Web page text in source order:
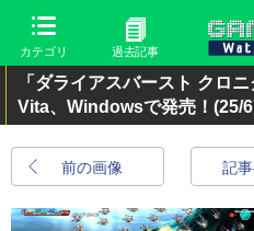
カテゴリ 過去記事
「ダライアスバースト クロ
Vita、Windowsで発売！ (25/
前の画像 記